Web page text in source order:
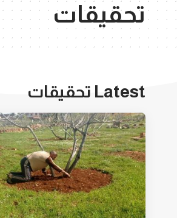
تحقيقات
Latest تحقيقات